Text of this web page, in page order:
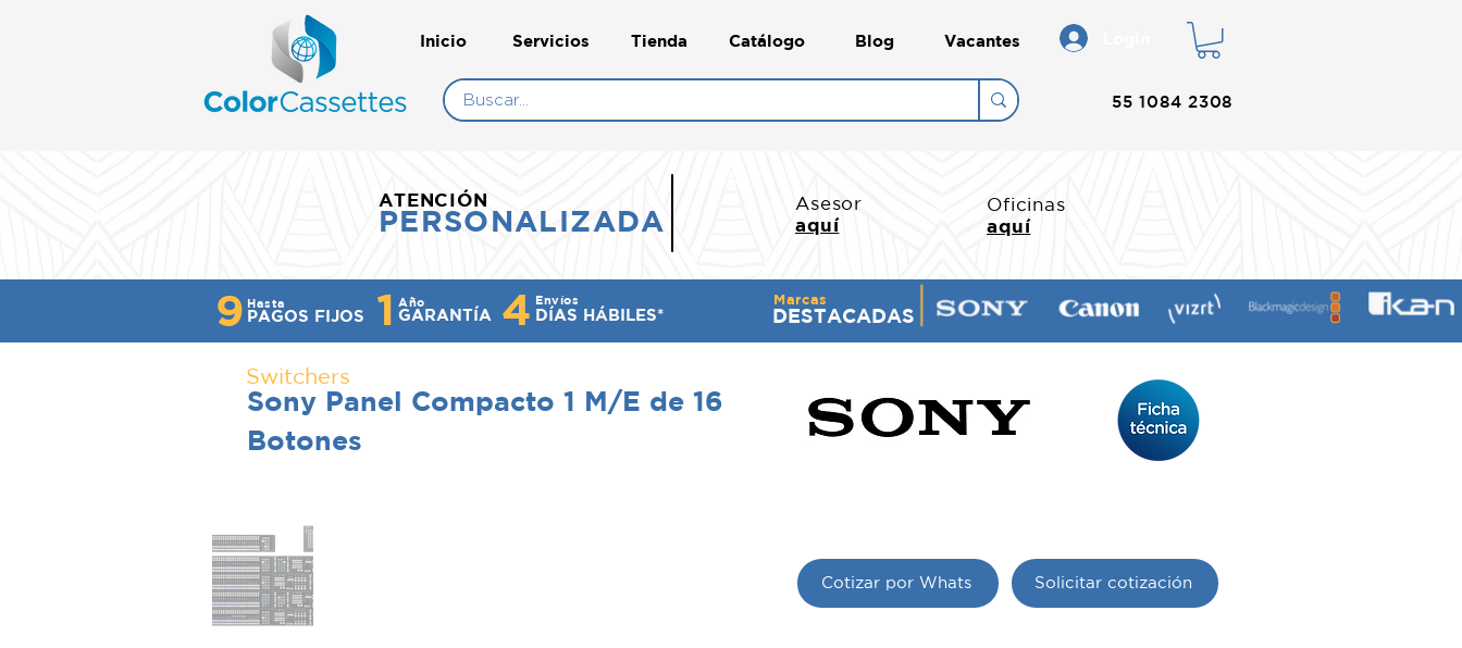
Inicio Servicios Tienda Catálogo Blog Vacantes
55 1084 2308
ATENCIÓN
PERSONALIZADA
Asesor
aquí
Oficinas
aquí
9 PAGOS FIJOS
Hasta 1 GARANTÍA
Año 4 DÍ​AS HÁBILES*
Envíos
DESTACADAS
Marcas
Sony Panel Compacto 1 M/E de 16
Botones
Switchers
Cotizar por Whats Solicitar cotización